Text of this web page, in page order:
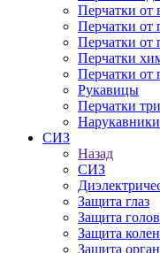
Перчатки от
Перчатки от
Перчатки от
Перчатки
Перчатки от
Рукавицы
Перчатки
Нарукавники
СИЗ
Назад
СИЗ
Защита глаз
Защита
Защита
Защита